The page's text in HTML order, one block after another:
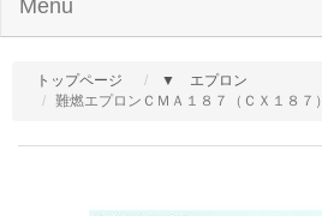
Menu
トップページ
▼ エプロン
難燃エプロンＣＭＡ１８７（ＣＸ１８７）